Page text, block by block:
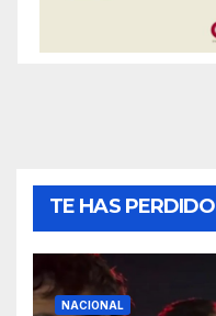
TE HAS PERDIDO
NACIONAL